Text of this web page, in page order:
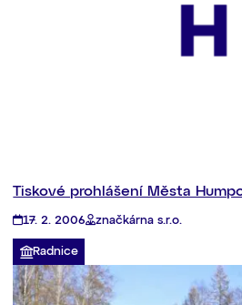
Tiskové prohlášení Města
17. 2. 2006 značkárna s.r.o.
Radnice